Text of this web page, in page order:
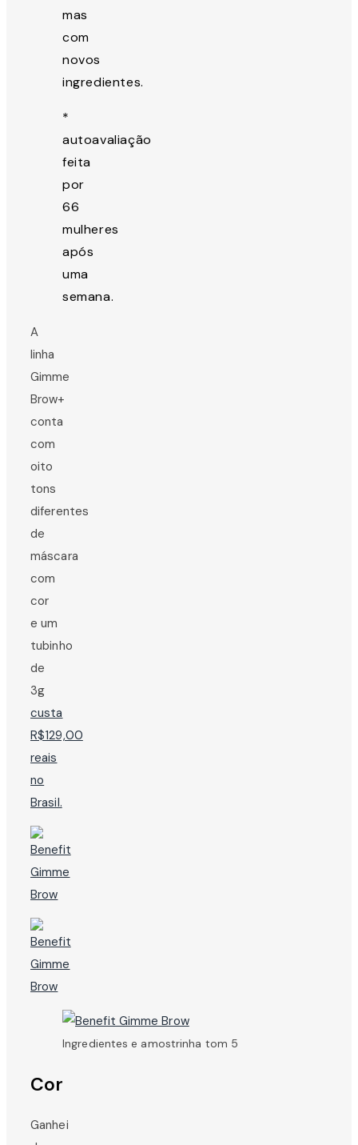
mas
com
novos
ingredientes.
*
autoavaliação
feita
por
66
mulheres
após
uma
semana.
A
linha
Gimme
Brow+
conta
com
oito
tons
diferentes
de
máscara
com
cor
e um
tubinho
de
3g
custa
R$129,00
reais
no
Brasil.
Ingredientes e amostrinha tom 5
Cor
Ganhei